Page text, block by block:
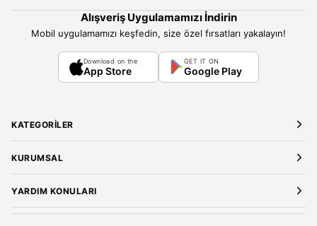
Alışveriş Uygulamamızı İndirin
Mobil uygulamamızı keşfedin, size özel fırsatları yakalayın!
Download on the
App Store
GET IT ON
Google Play
KATEGORILER
Bluz
Gömlek
KURUMSAL
Mağazalarımız
YARDIM KONULARI
Üyelik Sözleşmesi